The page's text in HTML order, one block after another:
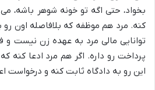
بخواد، حتی اگه تو خونه شوهر باشه،
کنه. مرد هم موظفه که بلافاصله اون رو
توانایی مالی مرد به عهده زن نیست و
پرداخت رو داره. اگر هم مرد ادعا کنه
این رو به دادگاه ثابت کنه و درخواست